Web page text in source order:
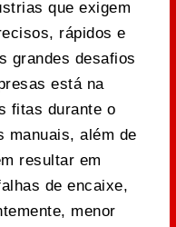
que exigem
rápidos e
grandes desafios
está na
fitas durante o
manuais, além de
resultar em
de encaixe,
menor